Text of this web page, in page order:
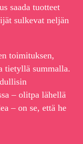
saada tuotteet
sulkevat neljän
toimituksen,
tietyllä summalla.
– olitpa lähellä
– on se, että he